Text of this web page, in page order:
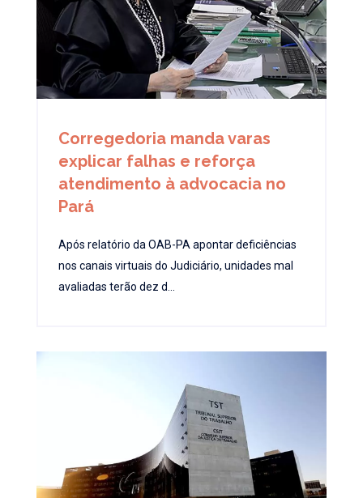
Corregedoria manda varas
explicar falhas e reforça
atendimento à advocacia no
Pará
Após relatório da OAB-PA apontar deficiências
nos canais virtuais do Judiciário, unidades mal
avaliadas terão dez d...